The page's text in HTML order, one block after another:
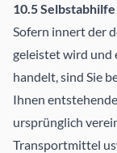
10.5 Selbstabhilfe
Sofern innert der
geleistet wird und
handelt, sind Sie
Ihnen
ursprünglich
Transportmittel